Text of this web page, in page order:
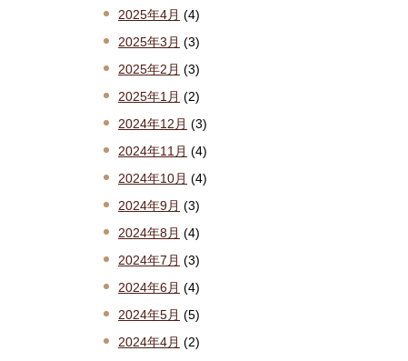
2025年4月 (4)
2025年3月 (3)
2025年2月 (3)
2025年1月 (2)
2024年12月 (3)
2024年11月 (4)
2024年10月 (4)
2024年9月 (3)
2024年8月 (4)
2024年7月 (3)
2024年6月 (4)
2024年5月 (5)
2024年4月 (2)